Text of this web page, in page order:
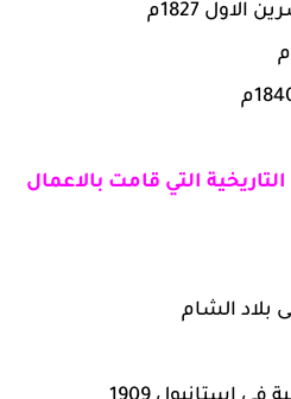
1827م
التي قامت بالاعمال